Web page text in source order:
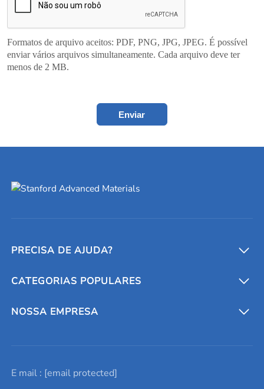
Formatos de arquivo aceitos: PDF, PNG, JPG, JPEG. É possível
enviar vários arquivos simultaneamente. Cada arquivo deve ter
menos de 2 MB.
Enviar
PRECISA DE AJUDA?
Conversores e calculadoras
Entre em contato conosco
Lista de consultas
CATEGORIAS POPULARES
Metais refratários
Elementos de terras raras
NOSSA EMPRESA
Promoções atuais
E mail : [email protected]